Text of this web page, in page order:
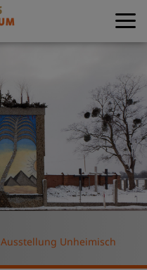
Ausstellung Unheimisch